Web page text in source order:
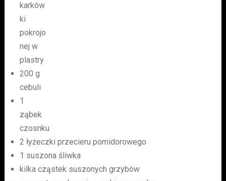
karków
ki
pokrojo
nej w
plastry
200 g
cebuli
1
ząbek
czosnku
2 łyżeczki przecieru pomidorowego
1 suszona śliwka
kilka cząstek suszonych grzybów